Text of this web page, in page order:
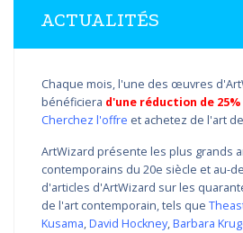
ACTUALITÉS
Chaque mois, l'une des œuvres
bénéficiera d'une réduction de 25%
Cherchez l'offre et achetez de l'art
ArtWizard présente les plus grands
contemporains du 20e siècle et au-
d'articles d'ArtWizard sur les
de l'art contemporain, tels que
Kusama,David Hockney,Barbara